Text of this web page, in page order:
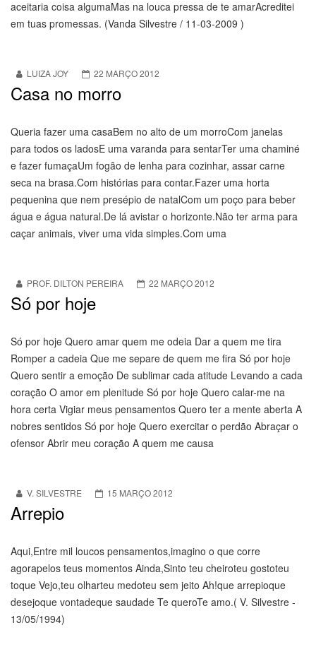
aceitaria coisa algumaMas na louca pressa de te amarAcreditei
em tuas promessas. (Vanda Silvestre / 11-03-2009 )
LUIZA JOY 22 MARÇO 2012
Casa no morro
Queria fazer uma casaBem no alto de um morroCom janelas
para todos os ladosE uma varanda para sentarTer uma chaminé
e fazer fumaçaUm fogão de lenha para cozinhar, assar carne
seca na brasa.Com histórias para contar.Fazer uma horta
pequenina que nem presépio de natalCom um poço para beber
água e água natural.De lá avistar o horizonte.Não ter arma para
caçar animais, viver uma vida simples.Com uma
PROF. DILTON PEREIRA 22 MARÇO 2012
Só por hoje
Só por hoje Quero amar quem me odeia Dar a quem me tira
Romper a cadeia Que me separe de quem me fira Só por hoje
Quero sentir a emoção De sublimar cada atitude Levando a cada
coração O amor em plenitude Só por hoje Quero calar-me na
hora certa Vigiar meus pensamentos Quero ter a mente aberta A
nobres sentidos Só por hoje Quero exercitar o perdão Abraçar o
ofensor Abrir meu coração A quem me causa
V. SILVESTRE 15 MARÇO 2012
Arrepio
Aqui,Entre mil loucos pensamentos,imagino o que corre
agorapelos teus momentos Ainda,Sinto teu cheiroteu gostoteu
toque Vejo,teu olharteu medoteu sem jeito Ah!que arrepioque
desejoque vontadeque saudade Te queroTe amo.( V. Silvestre -
13/05/1994)